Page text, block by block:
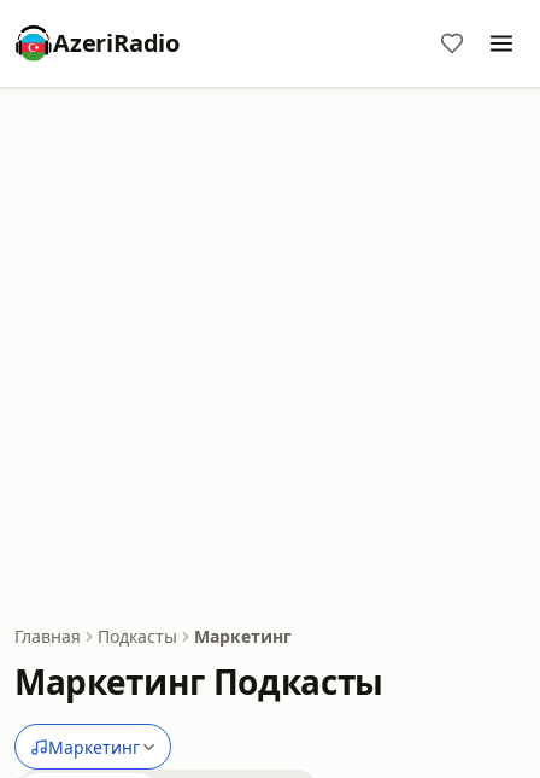
AzeriRadio
Главная Подкасты Маркетинг
Маркетинг Подкасты
Маркетинг